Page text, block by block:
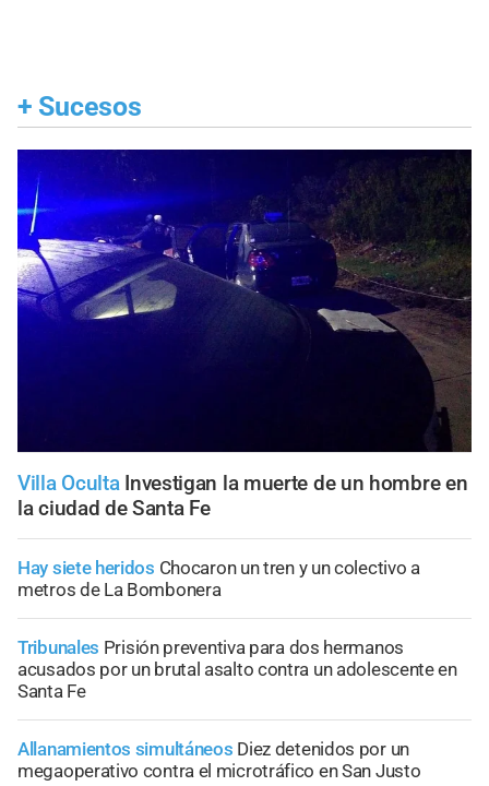
+ Sucesos
Villa Oculta Investigan la muerte de un hombre en
la ciudad de Santa Fe
Hay siete heridos Chocaron un tren y un colectivo a
metros de La Bombonera
Tribunales Prisión preventiva para dos hermanos
acusados por un brutal asalto contra un adolescente en
Santa Fe
Allanamientos simultáneos Diez detenidos por un
megaoperativo contra el microtráfico en San Justo